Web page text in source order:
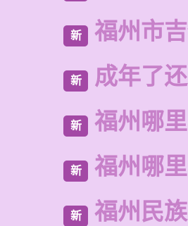
新 福州市
新 成年了
新 福州哪
新 福州哪
新 福州民